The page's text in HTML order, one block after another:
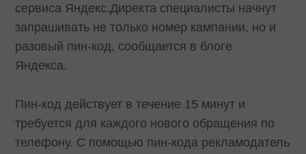
сервиса Яндекс.Директа специалисты начнут
запрашивать не только номер кампании, но и
разовый пин-код, сообщается в блоге
Яндекса.
Пин-код действует в течение 15 минут и
требуется для каждого нового обращения по
телефону. С помощью пин-кода рекламодатель